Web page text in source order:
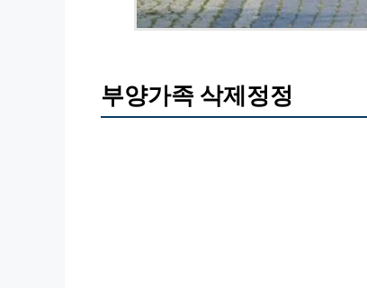
부양가족 삭제정정